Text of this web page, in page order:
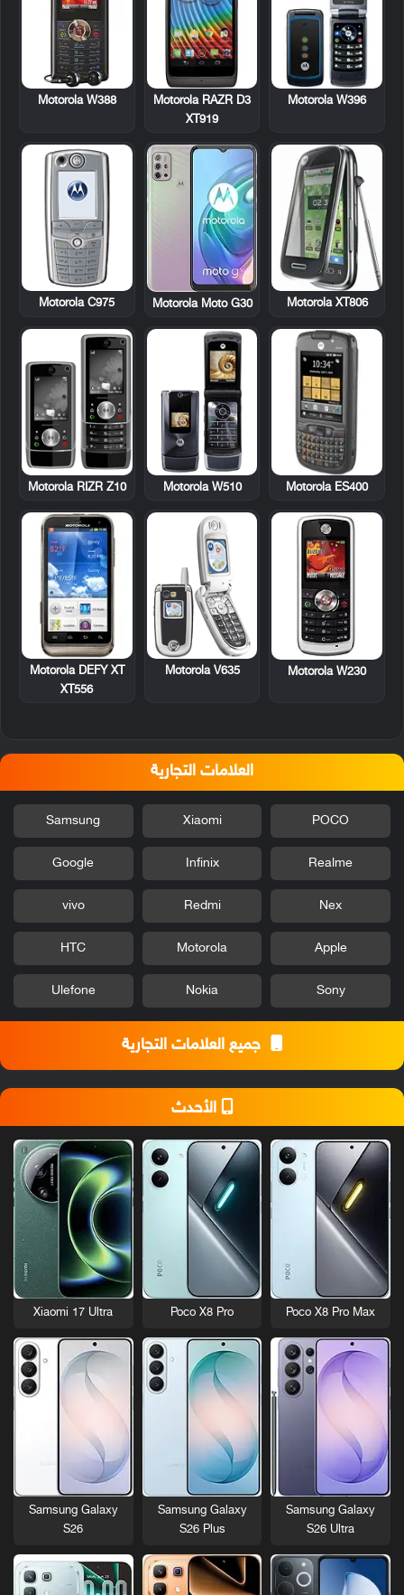
Motorola W396
Motorola RAZR D3
XT919
Motorola W388
Motorola XT806
Motorola Moto G30
Motorola C975
Motorola ES400
Motorola W510
Motorola RIZR Z10
Motorola W230
Motorola V635
Motorola DEFY XT
XT556
العلامات التجارية
POCO
Xiaomi
Samsung
Realme
Infinix
Google
Nex
Redmi
vivo
Apple
Motorola
HTC
Sony
Nokia
Ulefone
جميع العلامات التجارية
الأحدث
Poco X8 Pro Max
Poco X8 Pro
Xiaomi 17 Ultra
Samsung Galaxy
S26 Ultra
Samsung Galaxy
S26 Plus
Samsung Galaxy
S26